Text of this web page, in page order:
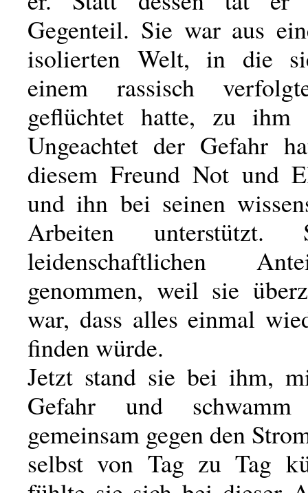
Gegenteil. Sie war aus
isolierten Welt, in die
einem rassisch
geflüchtet hatte, zu ihm
Ungeachtet der Gefahr
diesem Freund Not und
und ihn bei seinen
Arbeiten unterstützt.
leidenschaftlichen
genommen, weil sie
war, dass alles einmal
finden würde.
Jetzt stand sie bei ihm,
Gefahr und
gemeinsam gegen den
selbst von Tag zu Tag